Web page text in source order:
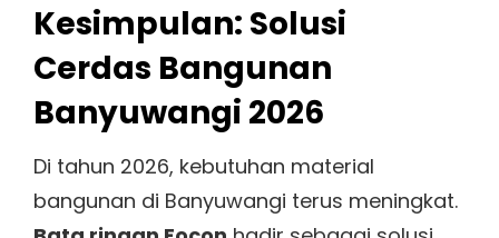
Kesimpulan: Solusi
Cerdas Bangunan
Banyuwangi 2026
Di tahun 2026, kebutuhan material
bangunan di Banyuwangi terus meningkat.